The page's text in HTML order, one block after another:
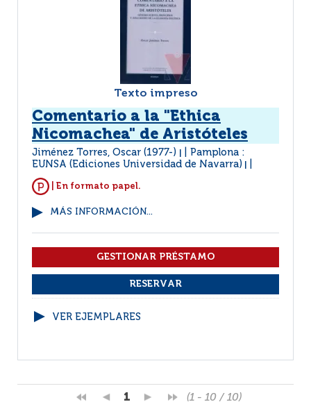
Texto impreso
Comentario a la "Ethica
Nicomachea" de Aristóteles
Jiménez Torres, Oscar (1977-)
Pamplona :
EUNSA (Ediciones Universidad de Navarra)
| En formato papel.
MÁS INFORMACIÓN...
VER EJEMPLARES
1 (1 - 10 / 10)